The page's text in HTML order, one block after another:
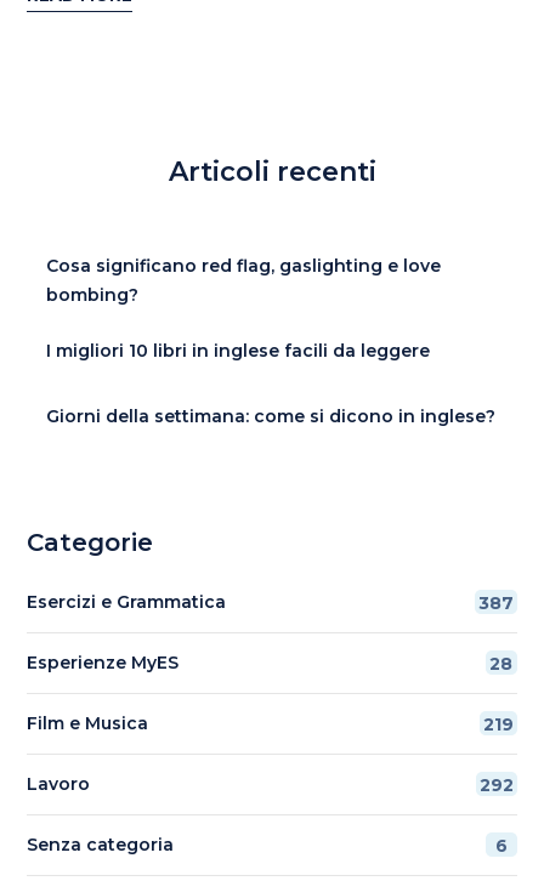
Articoli recenti
Cosa significano red flag, gaslighting e love
bombing?
I migliori 10 libri in inglese facili da leggere
Giorni della settimana: come si dicono in inglese?
Categorie
Esercizi e Grammatica 387
Esperienze MyES 28
Film e Musica 219
Lavoro 292
Senza categoria 6